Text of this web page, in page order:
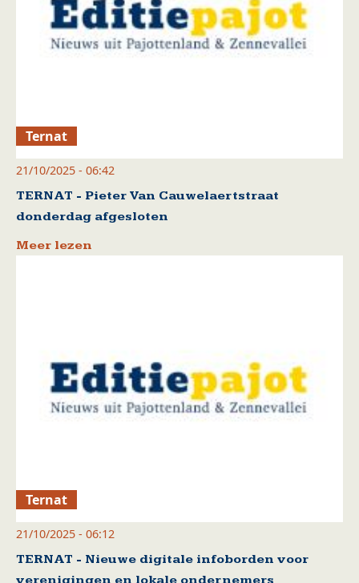
Ternat
21/10/2025 - 06:42
TERNAT - Pieter Van Cauwelaertstraat
donderdag afgesloten
Meer lezen
Ternat
21/10/2025 - 06:12
TERNAT - Nieuwe digitale infoborden voor